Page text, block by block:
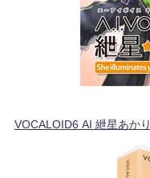
VOCALOID6 AI 紲星あかり